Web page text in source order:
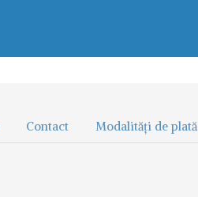
Contact Modalități de plată